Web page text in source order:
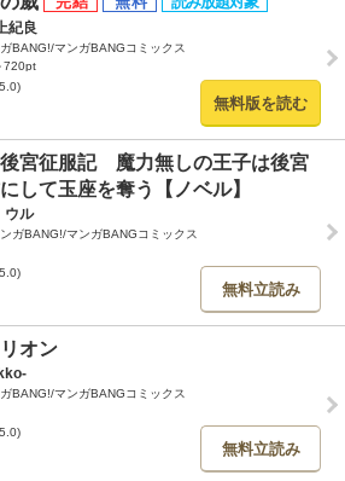
紀良
BANG!/マンガBANGコミックス
720pt
無料版を読む
宮征服記 魔力無しの王子は後宮
して玉座を奪う【ノベル】
ウル
ガBANG!/マンガBANGコミックス
無料立読み
オン
BANG!/マンガBANGコミックス
無料立読み